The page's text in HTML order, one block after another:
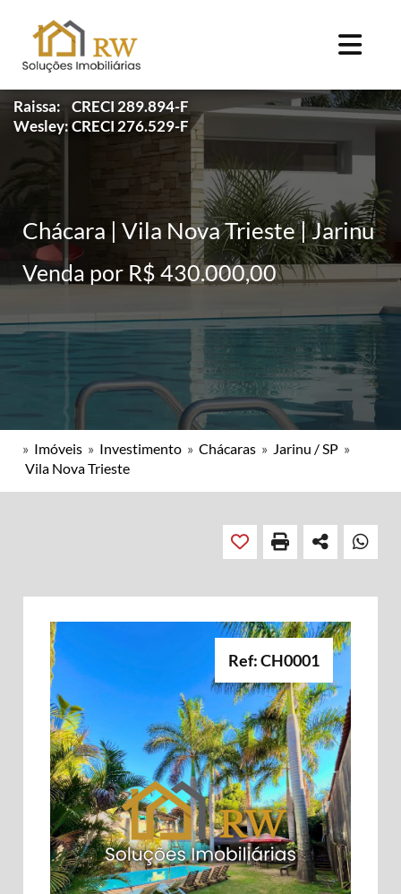
Raissa: CRECI 289.894-F
Wesley: CRECI 276.529-F
Chácara | Vila Nova Trieste | Jarinu
Venda por R$ 430.000,00
» Imóveis » Investimento » Chácaras » Jarinu / SP »
Vila Nova Trieste
Ref: CH0001